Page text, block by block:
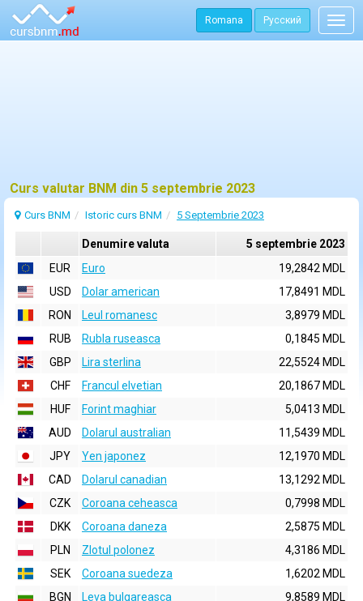
Romana Русский
Curs valutar BNM din 5 septembrie 2023
Curs BNM Istoric curs BNM 5 Septembrie 2023
Denumire valuta
5 septembrie 2023
EUR
Euro
19,2842 MDL
USD
Dolar american
17,8491 MDL
RON
Leul romanesc
3,8979 MDL
RUB
Rubla ruseasca
0,1845 MDL
GBP
Lira sterlina
22,5524 MDL
CHF
Francul elvetian
20,1867 MDL
HUF
Forint maghiar
5,0413 MDL
AUD
Dolarul australian
11,5439 MDL
JPY
Yen japonez
12,1970 MDL
CAD
Dolarul canadian
13,1292 MDL
CZK
Coroana ceheasca
0,7998 MDL
DKK
Coroana daneza
2,5875 MDL
PLN
Zlotul polonez
4,3186 MDL
SEK
Coroana suedeza
1,6202 MDL
BGN
Leva bulgareasca
9,8589 MDL